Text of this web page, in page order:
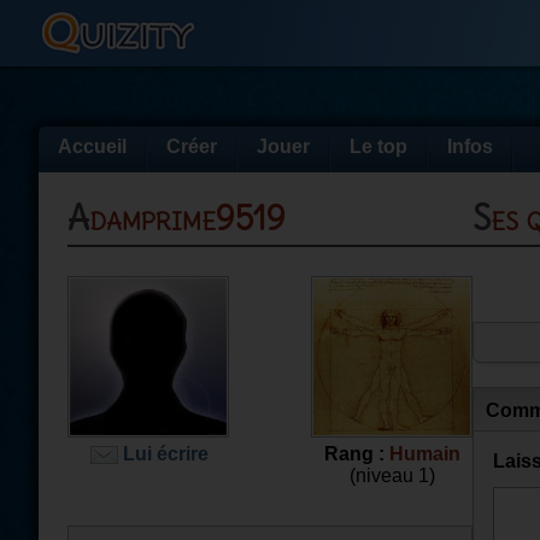
Accueil Créer Jouer Le top Infos
Adamprime9519
Lui écrire Rang : Humain
(niveau 1)